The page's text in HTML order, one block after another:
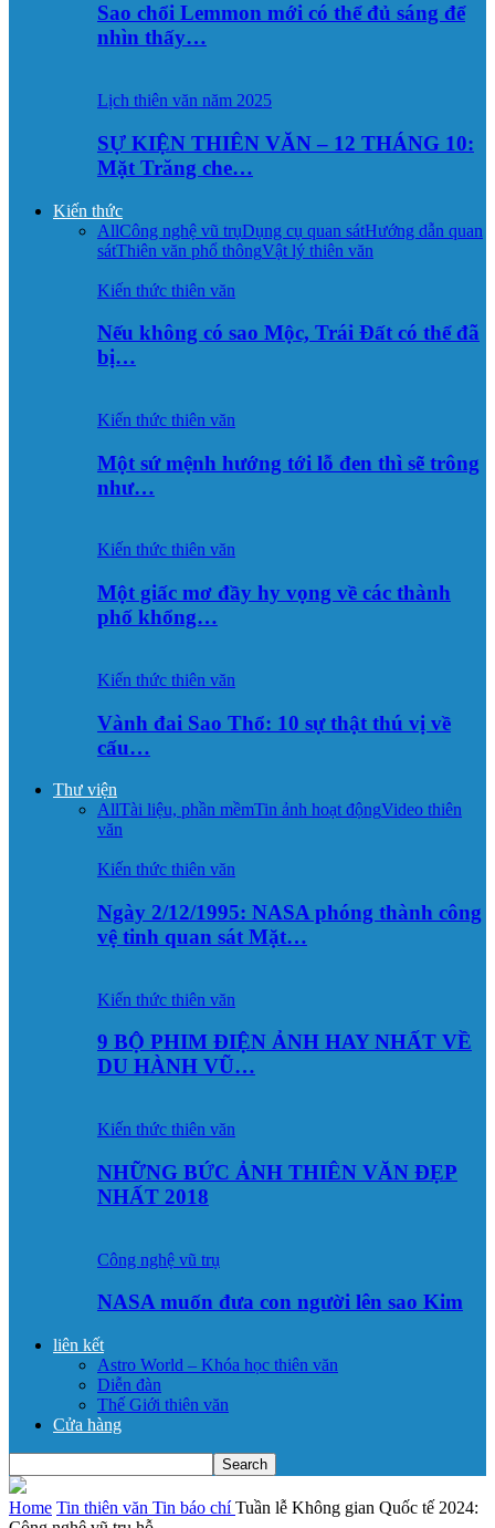
Sao chổi Lemmon mới có thể đủ sáng để
nhìn thấy…
Lịch thiên văn năm 2025
SỰ KIỆN THIÊN VĂN – 12 THÁNG 10:
Mặt Trăng che…
Kiến thức
AllCông nghệ vũ trụDụng cụ quan sátHướng dẫn quan
sátThiên văn phổ thôngVật lý thiên văn
Kiến thức thiên văn
Nếu không có sao Mộc, Trái Đất có thể đã
bị…
Kiến thức thiên văn
Một sứ mệnh hướng tới lỗ đen thì sẽ trông
như…
Kiến thức thiên văn
Một giấc mơ đầy hy vọng về các thành
phố khổng…
Kiến thức thiên văn
Vành đai Sao Thổ: 10 sự thật thú vị về
cấu…
Thư viện
AllTài liệu, phần mềmTin ảnh hoạt độngVideo thiên
văn
Kiến thức thiên văn
Ngày 2/12/1995: NASA phóng thành công
vệ tinh quan sát Mặt…
Kiến thức thiên văn
9 BỘ PHIM ĐIỆN ẢNH HAY NHẤT VỀ
DU HÀNH VŨ…
Kiến thức thiên văn
NHỮNG BỨC ẢNH THIÊN VĂN ĐẸP
NHẤT 2018
Công nghệ vũ trụ
NASA muốn đưa con người lên sao Kim
liên kết
Astro World – Khóa học thiên văn
Diễn đàn
Thế Giới thiên văn
Cửa hàng
Home Tin thiên văn Tin báo chí Tuần lễ Không gian Quốc tế 2024: